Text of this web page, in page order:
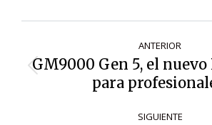
de
entradas
ANTERIOR
Entrada
anterior:
GM9000 Gen 5, el nuevo
para
SIGUIENTE